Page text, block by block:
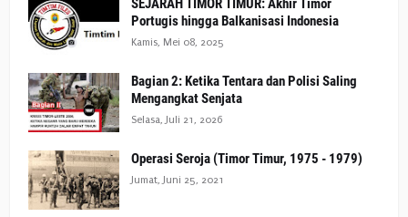
SEJARAH TIMOR TIMUR: Akhir Timor
Portugis hingga Balkanisasi Indonesia
Kamis, Mei 08, 2025
Bagian 2: Ketika Tentara dan Polisi Saling
Mengangkat Senjata
Selasa, Juli 21, 2026
Operasi Seroja (Timor Timur, 1975 - 1979)
Jumat, Juni 25, 2021